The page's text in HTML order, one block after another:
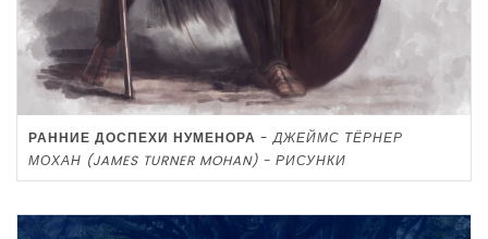
РАННИЕ ДОСПЕХИ НУМЕНОРА -ДЖЕЙМС ТЁРНЕР
МОХАН (JAMES TURNER MOHAN) - РИСУНКИ